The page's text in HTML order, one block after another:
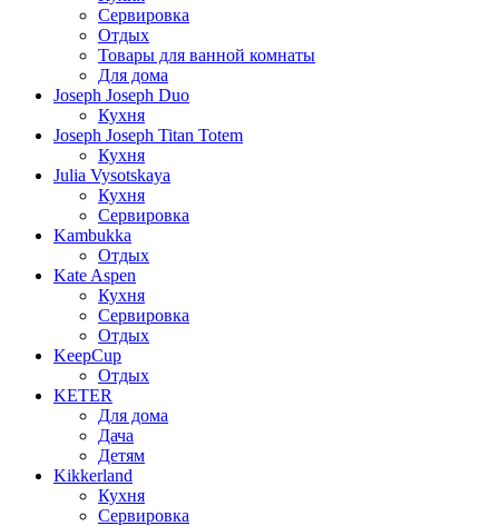
Сервировка
Отдых
Товары для ванной комнаты
Для дома
Joseph Joseph Duo
Кухня
Joseph Joseph Titan Totem
Кухня
Julia Vysotskaya
Кухня
Сервировка
Kambukka
Отдых
Kate Aspen
Кухня
Сервировка
Отдых
KeepCup
Отдых
KETER
Для дома
Дача
Детям
Kikkerland
Кухня
Сервировка